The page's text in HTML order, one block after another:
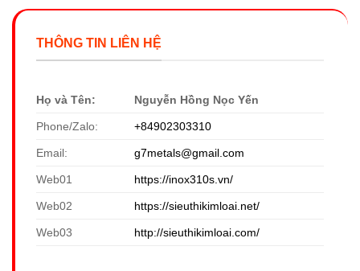
THÔNG TIN LIÊN HỆ
Họ và Tên: Nguyễn Hồng Nọc Yến
Phone/Zalo: +84902303310
Email: g7metals@gmail.com
Web01 https://inox310s.vn/
Web02 https://sieuthikimloai.net/
Web03 http://sieuthikimloai.com/